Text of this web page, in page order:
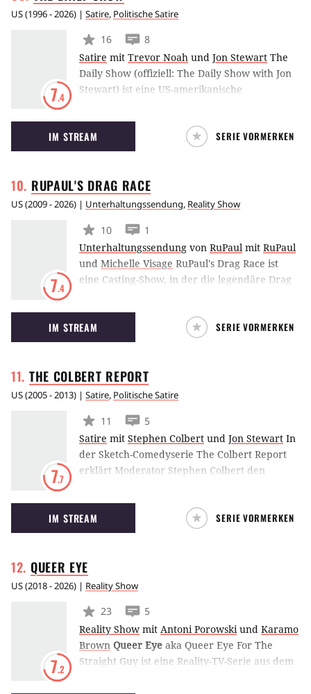
US(1996 - 2026) | Satire, Politische Satire
7.4
16
8
Satire mit Trevor Noah und Jon Stewart The
Daily Show (offiziell: The Daily Show with Jon
Stewart) ist eine US-amerikanische
von 1996 bis Dezember 1998 von Craig
Kilborn, seit 1999 ist Jon Stewart der Host.
IM STREAM SERIE VORMERKEN
RUPAUL'S DRAG RACE
US(2009 - 2026) | Unterhaltungssendung, Reality Show
7.4
10
1
Unterhaltungssendung von RuPaul mit RuPaul
und Michelle Visage RuPaul's Drag Race ist
eine Casting-Show, in der die legendäre Drag
beste Drag Queen Americas sucht.
IM STREAM SERIE VORMERKEN
THE COLBERT REPORT
US(2005 - 2013) | Satire, Politische Satire
7.7
11
5
Satire mit Stephen Colbert und Jon Stewart In
der Sketch-Comedyserie The Colbert Report
erklärt Moderator Stephen Colbert den
täglich neuen News. Er mimt dabei einen
überzogen ignoranten Moderator, der
verschiedene Gäste zu sich einlädt.
IM STREAM SERIE VORMERKEN
QUEER EYE
US(2018 - 2026) | Reality Show
7.2
23
5
Reality Show mit Antoni Porowski und Karamo
Brown Queer Eye aka Queer Eye For The
Straight Guy ist eine Reality-TV-Serie aus dem